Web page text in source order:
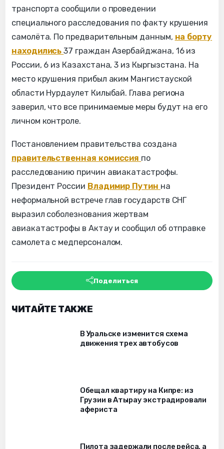
транспорта сообщили о проведении
специального расследования по факту крушения
самолёта. По предварительным данным, на борту
находились37 граждан Азербайджана, 16 из
России, 6 из Казахстана, 3 из Кыргызстана. На
место крушения прибыл аким Мангистауской
области Нурдаулет Килыбай. Глава региона
заверил, что все принимаемые меры будут на его
личном контроле.
Постановлением правительства создана
правительственная комиссия по
расследованию причин авиакатастрофы.
Президент России Владимир Путин на
неформальной встрече глав государств СНГ
выразил соболезнования жертвам
авиакатастрофы в Актау и сообщил об отправке
самолета с медперсоналом.
Поделиться
ЧИТАЙТЕ ТАКЖЕ
В Уральске изменится схема
движения трех автобусов
Обещал квартиру на Кипре: из
Грузии в Атырау экстрадировали
афериста
Пилота задержали после рейса, а